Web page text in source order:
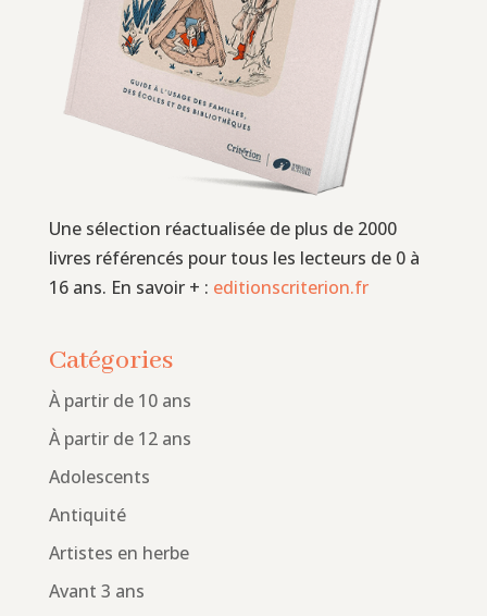
Une sélection réactualisée de plus de 2000
livres référencés pour tous les lecteurs de 0 à
16 ans. En savoir + : editionscriterion.fr
Catégories
À partir de 10 ans
À partir de 12 ans
Adolescents
Antiquité
Artistes en herbe
Avant 3 ans